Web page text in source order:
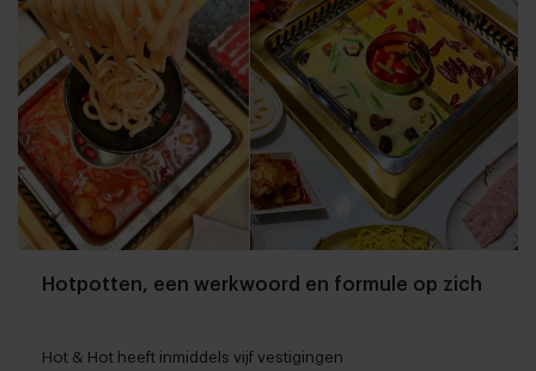
Hotpotten, een werkwoord en formule op zich
Hot & Hot heeft inmiddels vijf vestigingen